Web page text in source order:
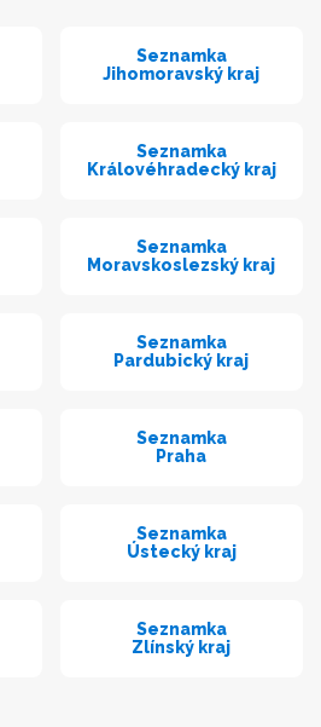
Seznamka
Jihomoravský kraj
Seznamka
Královéhradecký kraj
Seznamka
Moravskoslezský kraj
Seznamka
Pardubický kraj
Seznamka
Praha
Seznamka
Ústecký kraj
Seznamka
Zlínský kraj